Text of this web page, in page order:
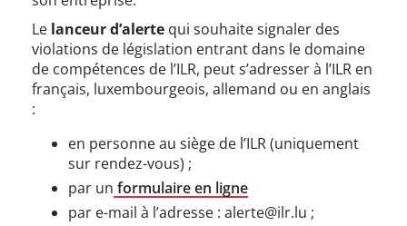
Le lanceur d’alerte qui souhaite signaler des
violations de législation entrant dans le domaine
de compétences de l’ILR, peut s’adresser à l’ILR en
français, luxembourgeois, allemand ou en anglais
:
en personne au siège de l’ILR (uniquement
sur rendez-vous) ;
par un formulaire en ligne
par e-mail à l’adresse : alerte@ilr.lu ;